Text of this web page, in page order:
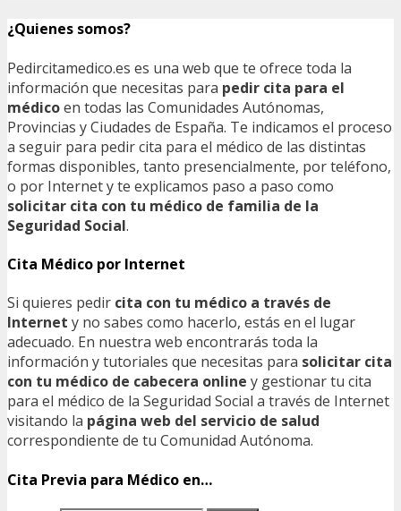
¿Quienes somos?
Pedircitamedico.es es una web que te ofrece toda la
información que necesitas para pedir cita para el
médicoen todas las Comunidades Autónomas,
Provincias y Ciudades de España. Te indicamos el proceso
a seguir para pedir cita para el médico de las distintas
formas disponibles, tanto presencialmente, por teléfono,
o por Internet y te explicamos paso a paso como
solicitar cita con tu médico de familia de la
Seguridad Social.
Cita Médico por Internet
Si quieres pedir cita con tu médico a través de
Internet y no sabes como hacerlo, estás en el lugar
adecuado. En nuestra web encontrarás toda la
información y tutoriales que necesitas para solicitar cita
con tu médico de cabecera online y gestionar tu cita
para el médico de la Seguridad Social a través de Internet
visitando la página web del servicio de salud
correspondiente de tu Comunidad Autónoma.
Cita Previa para Médico en…